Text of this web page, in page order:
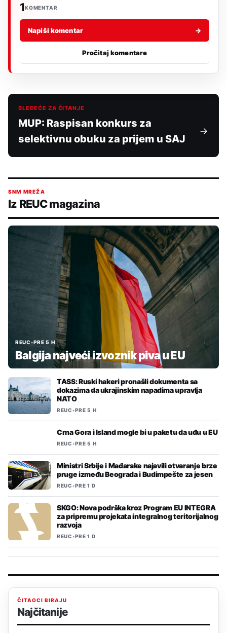
1KOMENTAR
Napiši komentar →
Pročitaj komentare
SLEDEĆE ZA ČITANJE
MUP: Raspisan konkurs za
selektivnu obuku za prijem u SAJ
SNM MREŽA
Iz REUC magazina
REUC•PRE 5 H
Balgija najveći izvoznik piva u EU
TASS: Ruski hakeri pronašli dokumenta sa
dokazima da ukrajinskim napadima upravlja
NATO
REUC•PRE 5 H
Crna Gora i Island mogle bi u paketu da uđu u EU
REUC•PRE 5 H
Ministri Srbije i Mađarske najavili otvaranje brze
pruge između Beograda i Budimpešte za jesen
REUC•PRE 1 D
SKGO: Nova podrška kroz Program EU INTEGRA
za pripremu projekata integralnog teritorijalnog
razvoja
REUC•PRE 1 D
ČITAOCI BIRAJU
Najčitanije